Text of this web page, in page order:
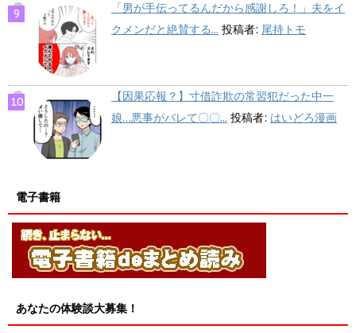
「男が手伝ってるんだから感謝しろ！」夫をイ
クメンだと絶賛する... 投稿者: 尾持トモ
【因果応報？】寸借詐欺の常習犯だった中一
娘…悪事がバレて〇〇... 投稿者: はいどろ漫画
電子書籍
あなたの体験談大募集！